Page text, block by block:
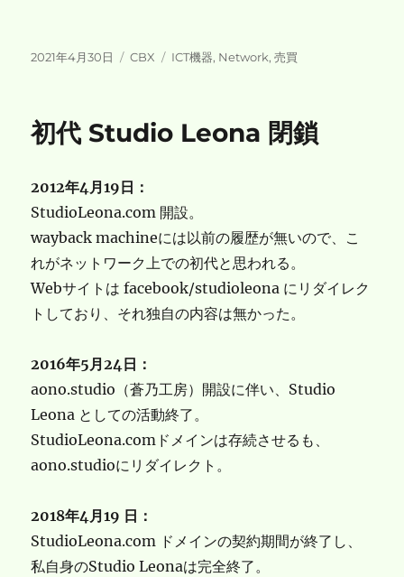
投
2021年4月30日
カ
ー
CBX
タ
ICT機器, Network,売買
初代 Studio Leona 閉鎖
2012年4月19日：
StudioLeona.com 開設。
wayback machineには以前の履歴が無いので、こ
れがネットワーク上での初代と思われる。
Webサイトは facebook/studioleona にリダイレク
トしており、それ独自の内容は無かった。
2016年5月24日：
aono.studio（蒼乃工房）開設に伴い、Studio
Leona としての活動終了。
StudioLeona.comドメインは存続させるも、
aono.studioにリダイレクト。
2018年4月19 日：
StudioLeona.com ドメインの契約期間が終了し、
私自身のStudio Leonaは完全終了。